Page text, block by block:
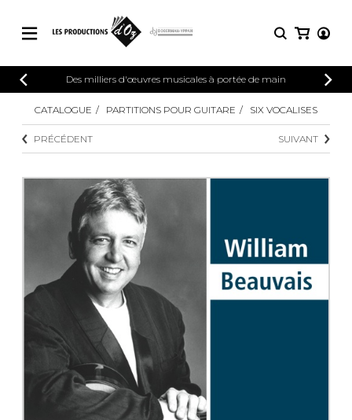
CATALOGUE
Explorez notre catalogue de partitions
riche en œuvres originales et en
arrangements de qualité.
PARTITIONS POUR GUITARE
PARTITIONS POUR AUTRES
INSTRUMENTS
PARTITIONS POUR ENSEMBLES
AUTRES PRODUITS
CONNEXION
INSCRIPTION
Des milliers d'œuvres musicales à portée de main
riche en œuvres originales et en
arrangements de qualité.
PARTITIONS
Méthodes
5 guitares et plus
Ensemble de
Orchestre de guitares
Concerto pour
CATALOGUE PARTITIONS POUR GUITARE SIX VOCALISES
PRÉCÉDENT SUIVANT